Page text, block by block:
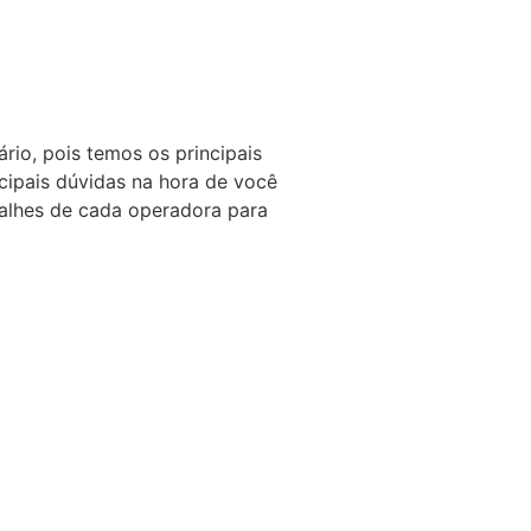
pois temos os principais
dúvidas na hora de você
de cada operadora para